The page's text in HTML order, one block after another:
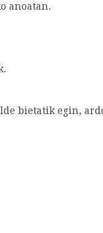
anoatan.
bietatik egin,